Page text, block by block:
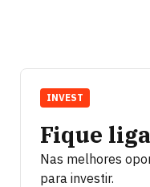
Fique
Nas melhores
para investir.
INVEST